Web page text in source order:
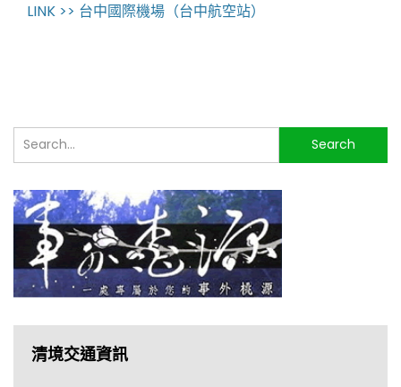
LINK >> 台中國際機場（台中航空站）
搜
尋...
Search
清境交通資訊